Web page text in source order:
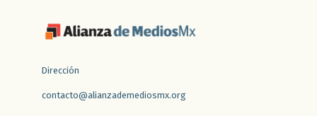
Dirección
contacto@alianzademediosmx.org